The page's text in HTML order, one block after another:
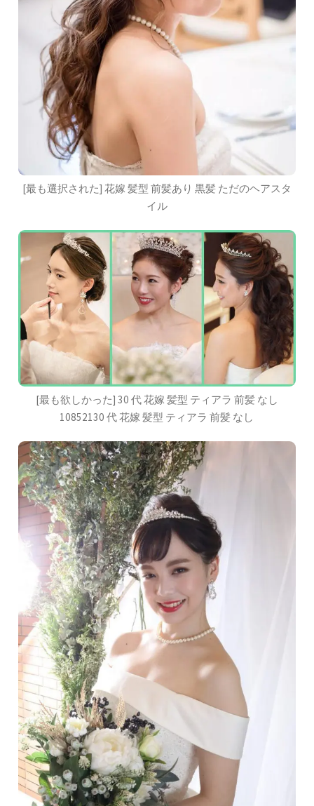
[最も選択された] 花嫁 髪型 前髪あり 黒髪 ただのヘアスタ
イル
[最も欲しかった] 30 代 花嫁 髪型 ティアラ 前髪 なし
10852130 代 花嫁 髪型 ティアラ 前髪 なし